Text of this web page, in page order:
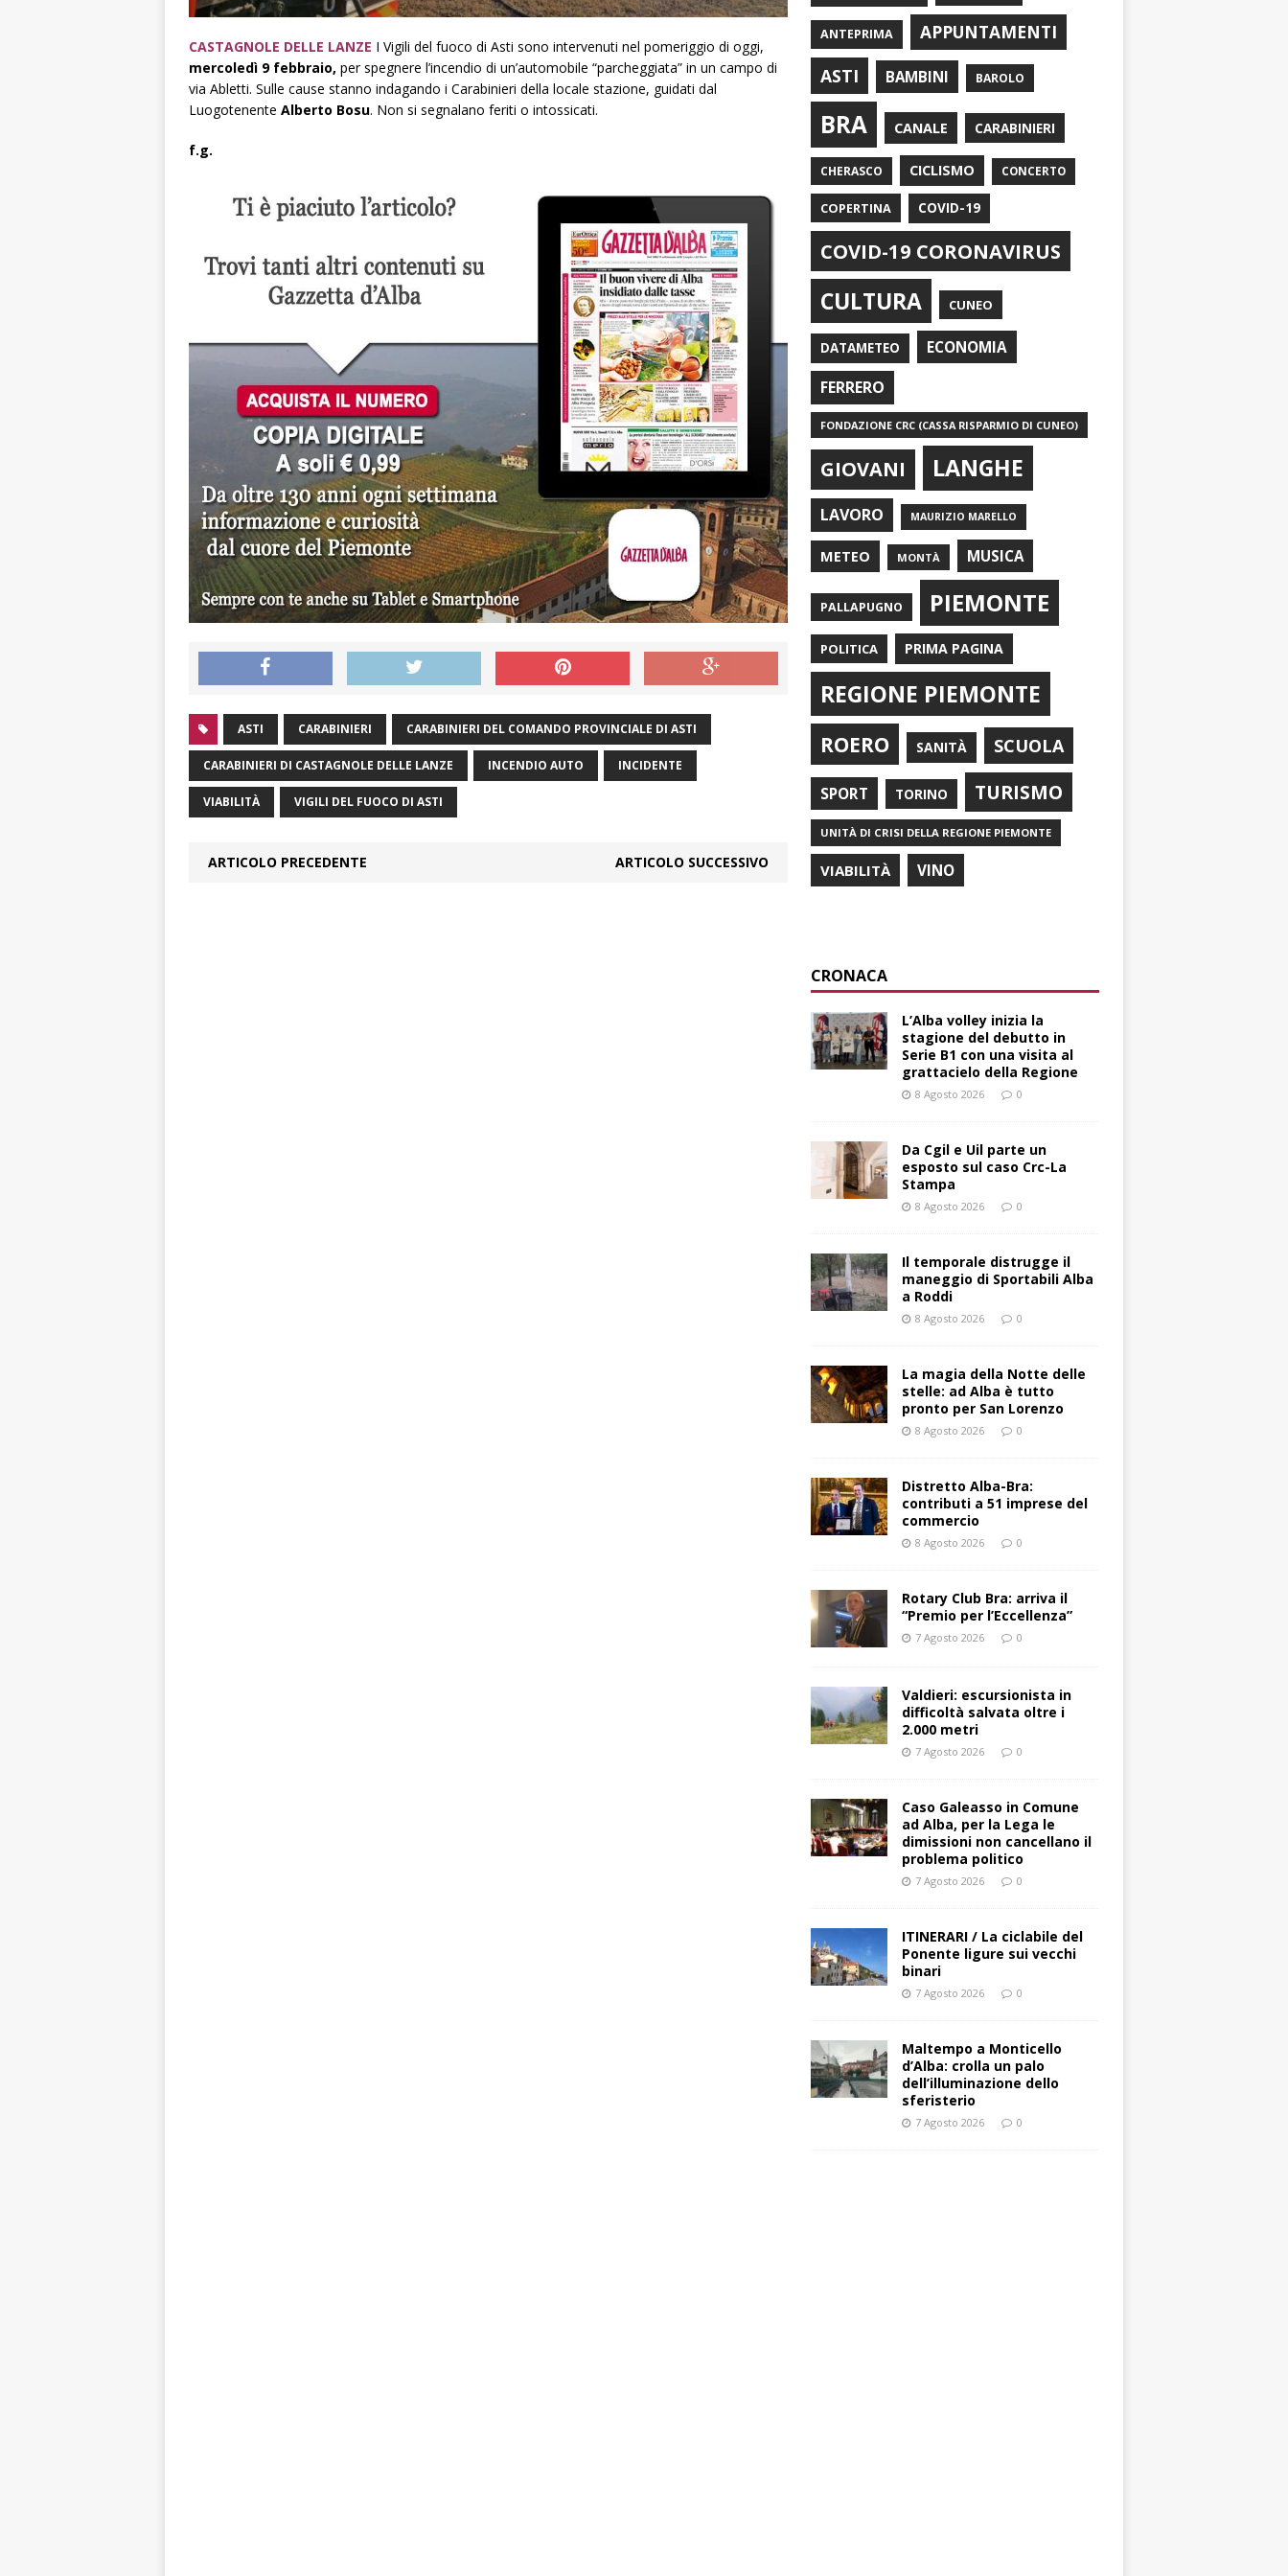
CASTAGNOLE DELLE LANZE I Vigili del fuoco di Asti sono intervenuti nel pomeriggio di oggi,
mercoledì 9 febbraio, per spegnere l’incendio di un’automobile “parcheggiata” in un campo di
via Abletti. Sulle cause stanno indagando i Carabinieri della locale stazione, guidati dal
Luogotenente Alberto Bosu. Non si segnalano feriti o intossicati.
f.g.
ASTI CARABINIERI CARABINIERI DEL COMANDO PROVINCIALE DI ASTI
CARABINIERI DI CASTAGNOLE DELLE LANZE INCENDIO AUTO INCIDENTE
VIABILITÀ VIGILI DEL FUOCO DI ASTI
ARTICOLO PRECEDENTE ARTICOLO SUCCESSIVO
ANTEPRIMA
APPUNTAMENTI
ASTI
BAMBINI BAROLO
BRA CANALE CARABINIERI
CHERASCO CICLISMO CONCERTO
COPERTINA COVID-19
COVID-19 CORONAVIRUS
CULTURA CUNEO
DATAMETEO ECONOMIA
FERRERO
FONDAZIONE CRC (CASSA RISPARMIO DI CUNEO)
GIOVANI LANGHE
LAVORO MAURIZIO MARELLO
METEO MONTÀ MUSICA
PALLAPUGNO PIEMONTE
POLITICA PRIMA PAGINA
REGIONE PIEMONTE
ROERO SANITÀ SCUOLA
SPORT TORINO TURISMO
UNITÀ DI CRISI DELLA REGIONE PIEMONTE
VIABILITÀ VINO
CRONACA
L’Alba volley inizia la
stagione del debutto in
Serie B1 con una visita al
grattacielo della Regione
8 Agosto 2026 0
Da Cgil e Uil parte un
esposto sul caso Crc-La
Stampa
8 Agosto 2026 0
Il temporale distrugge il
maneggio di Sportabili Alba
a Roddi
8 Agosto 2026 0
La magia della Notte delle
stelle: ad Alba è tutto
pronto per San Lorenzo
8 Agosto 2026 0
Distretto Alba-Bra:
contributi a 51 imprese del
commercio
8 Agosto 2026 0
Rotary Club Bra: arriva il
“Premio per l’Eccellenza”
7 Agosto 2026 0
Valdieri: escursionista in
difficoltà salvata oltre i
2.000 metri
7 Agosto 2026 0
Caso Galeasso in Comune
ad Alba, per la Lega le
dimissioni non cancellano il
problema politico
7 Agosto 2026 0
ITINERARI / La ciclabile del
Ponente ligure sui vecchi
binari
7 Agosto 2026 0
Maltempo a Monticello
d’Alba: crolla un palo
dell’illuminazione dello
sferisterio
7 Agosto 2026 0